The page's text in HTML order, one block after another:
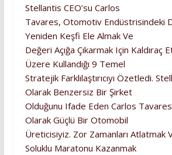
Stellantis CEO’su Carlos
Tavares, Otomotiv Endüstrisindeki
Yeniden Keşfi Ele Almak Ve
Değeri Açığa Çıkarmak Için Kaldıraç
Üzere Kullandığı 9 Temel
Stratejik Farklılaştırıcıyı Özetledi.
Olarak Benzersiz Bir Şirket
Olduğunu Ifade Eden Carlos
Olarak Güçlü Bir Otomobil
Üreticisiyiz. Zor Zamanları Atlatmak
Soluklu Maratonu Kazanmak